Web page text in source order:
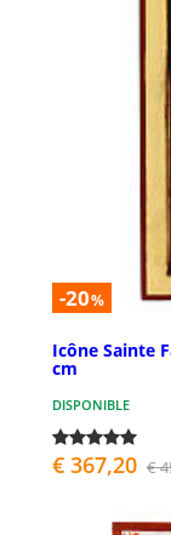
-20%
Icône Sainte
cm
DISPONIBLE
€ 367,20 €